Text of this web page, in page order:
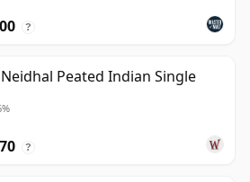
?
Peated Indian Single
?